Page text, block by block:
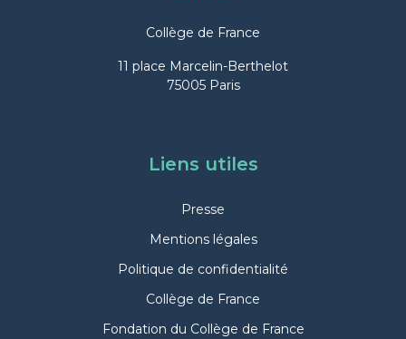
Collège de France
11 place Marcelin-Berthelot
75005 Paris
Liens utiles
Presse
Mentions légales
Politique de confidentialité
Collège de France
Fondation du Collège de France